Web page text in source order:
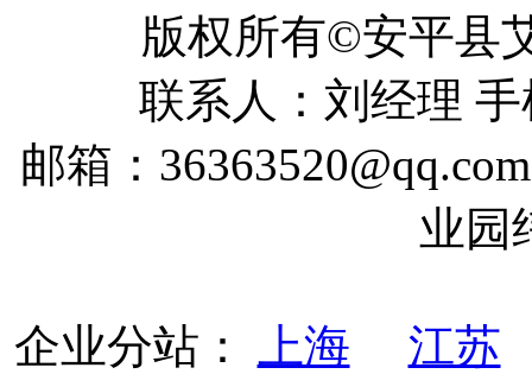
版权所有©安平
联系人：刘经理 手
邮箱：
业园
企业分站： 上海
江苏